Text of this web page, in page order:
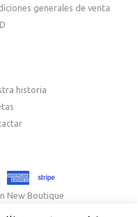
generales de venta
historia
New Boutique